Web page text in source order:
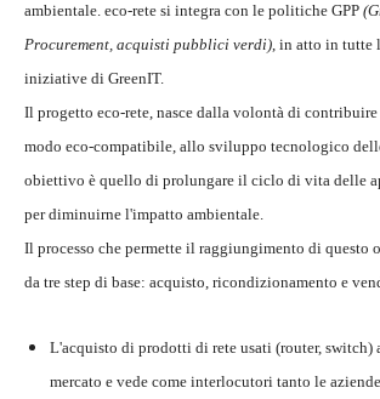
ambientale. eco-rete si integra con le politiche GPP
Procurement, acquisti pubblici verdi), in atto in tutte
iniziative di GreenIT.
Il progetto eco-rete, nasce dalla volontà di
modo eco-compatibile, allo sviluppo tecnologico
obiettivo è quello di prolungare il ciclo di vita delle
per diminuirne l'impatto ambientale.
Il processo che permette il raggiungimento di questo
da tre step di base: acquisto, ricondizionamento e
L'acquisto di prodotti di rete usati (router, switch)
mercato e vede come interlocutori tanto le